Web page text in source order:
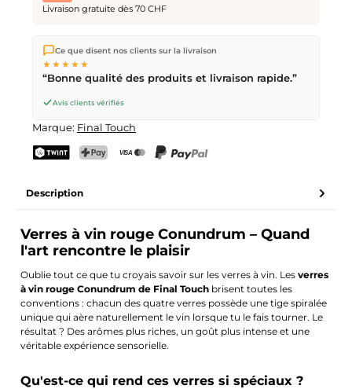
Livraison gratuite dès 70 CHF
Nous expédions directement depuis notre entrepôt à Kriens,
en Suisse.Livraison gratuitedèsCHF 70
passées avant
livraison leprochain jour ouvrable par la Poste Suisse.
commande avantvendredi, 17h
Ce que disent nos clients sur la livraison
★★★★★
“Bonne qualité des produits et livraison rapide.”
Avis clients vérifiés
Marque: Final Touch
Description
Verres à vin rouge Conundrum – Quand
l'art rencontre le plaisir
Oublie tout ce que tu croyais savoir sur les verres à vin. Lesverres
à vin rouge Conundrum de Final Touch brisent toutes les
conventions : chacun des quatre verres possède une tige spiralée
unique qui aère naturellement le vin lorsque tu le fais tourner. Le
résultat ? Des arômes plus riches, un goût plus intense et une
véritable expérience sensorielle.
Qu'est-ce qui rend ces verres si spéciaux ?